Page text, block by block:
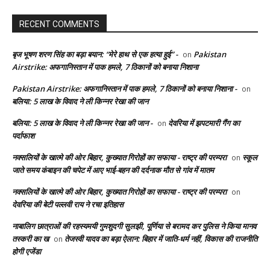
RECENT COMMENTS
बृज भूषण शरण सिंह का बड़ा बयान: “मेरे हाथ से एक हत्या हुई” - on Pakistan
Airstrike: अफगानिस्तान में पाक हमले, 7 ठिकानों को बनाया निशाना
Pakistan Airstrike: अफगानिस्तान में पाक हमले, 7 ठिकानों को बनाया निशाना - on
बलिया: 5 लाख के विवाद ने ली किन्नर रेखा की जान
बलिया: 5 लाख के विवाद ने ली किन्नर रेखा की जान - on देवरिया में झपटमारी गैंग का
पर्दाफाश
नक्सलियों के खात्मे की ओर बिहार, कुख्यात गिरोहों का सफाया - राष्ट्र की परम्परा on स्कूल
जाते समय कंबाइन की चपेट में आए भाई-बहन की दर्दनाक मौत से गांव में मातम
नक्सलियों के खात्मे की ओर बिहार, कुख्यात गिरोहों का सफाया - राष्ट्र की परम्परा on
देवरिया की बेटी पल्लवी राय ने रचा इतिहास
नाबालिग छात्राओं की रहस्यमयी गुमशुदगी सुलझी, पूर्णिया से बरामद कर पुलिस ने किया मानव
तस्करी का ख on तेजस्वी यादव का बड़ा ऐलान: बिहार में जाति-धर्म नहीं, विकास की राजनीति
होगी एजेंडा